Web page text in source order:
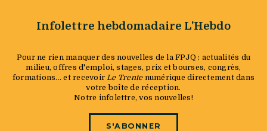
Infolettre hebdomadaire L'Hebdo
Pour ne rien manquer des nouvelles de la FPJQ : actualités du
milieu, offres d'emploi, stages, prix et bourses, congrès,
formations... et recevoir Le Trentenumérique directement dans
votre boîte de réception.
Notre infolettre, vos nouvelles!
S'ABONNER